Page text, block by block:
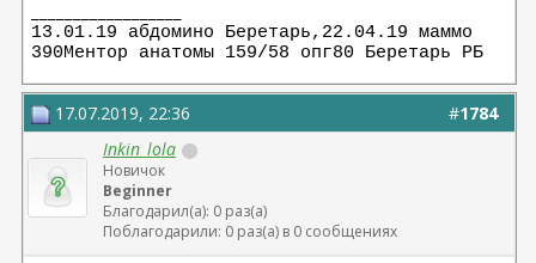
13.01.19 абдомино Беретарь,22.04.19 маммо
390Ментор анатомы 159/58 опг80 Беретарь РБ
#1784
17.07.2019, 22:36
Inkin_lola
Новичок
Beginner
Благодарил(а): 0 раз(а)
Поблагодарили: 0 раз(а) в 0 сообщениях